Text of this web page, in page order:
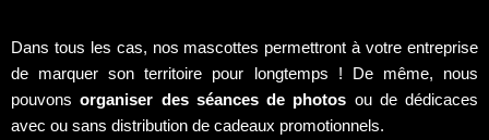
Dans tous les cas, nos mascottes permettront à votre entreprise
de marquer son territoire pour longtemps ! De même, nous
pouvonsorganiser des séances de photos ou de dédicaces
avec ou sans distribution de cadeaux promotionnels.